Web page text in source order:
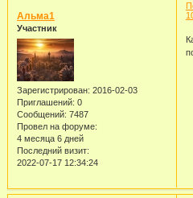
Альма1
Участник
Зарегистрирован: 2016-02-03
Приглашений: 0
Сообщений: 7487
Провел на форуме:
4 месяца 6 дней
Последний визит:
2022-07-17 12:34:24